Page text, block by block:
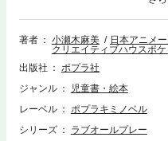
人公の覚醒を一番近くで見守っ
おちゃめなツインズ・東山太一
ームを引っ張る存在にまで成長し
れざる理由。 ●かつてバドミン
思い出と、親友との再会。 それ
著者 小瀬木麻美
日本アニメ
クリエイティブハウスポケ
出版社
ポプラ社
ジャンル
児童書・絵本
レーベル
ポプラキミノベル
シリーズ
ラブオールプレー